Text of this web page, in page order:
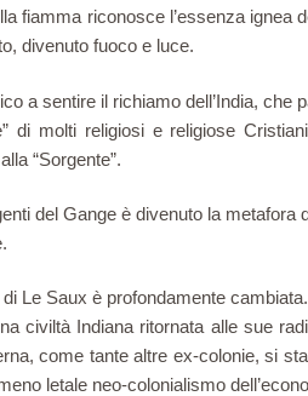
fiamma riconosce l’essenza ignea
divenuto fuoco e luce.
a sentire il richiamo dell’India, che
di molti religiosi e religiose
“Sorgente”.
del Gange è divenuto la metafora
di Le Saux è profondamente cambiata.
civiltà Indiana ritornata alle sue
come tante altre ex-colonie, si
letale neo-colonialismo